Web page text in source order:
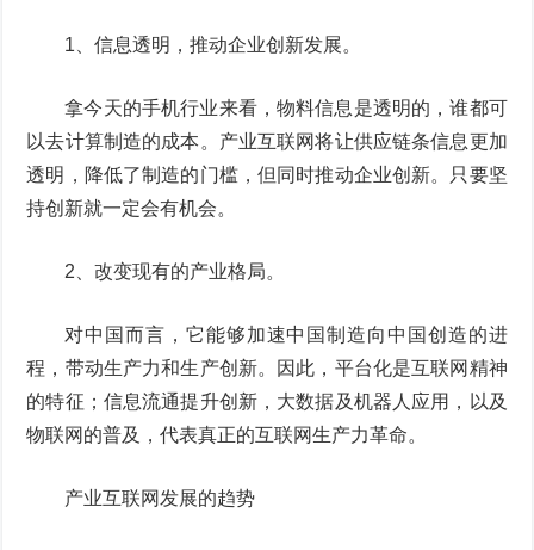
1、信息透明，推动企业创新发展。
拿今天的手机行业来看，物料信息是透明的，谁都可
以去计算制造的成本。产业互联网将让供应链条信息更加
透明，降低了制造的门槛，但同时推动企业创新。只要坚
持创新就一定会有机会。
2、改变现有的产业格局。
对中国而言，它能够加速中国制造向中国创造的进
程，带动生产力和生产创新。因此，平台化是互联网精神
的特征；信息流通提升创新，大数据及机器人应用，以及
物联网的普及，代表真正的互联网生产力革命。
产业互联网发展的趋势